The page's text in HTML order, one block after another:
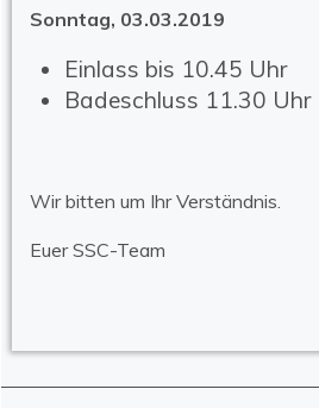
Sonntag, 03.03.2019
Einlass bis 10.45 Uhr
Badeschluss 11.30 Uhr
Wir bitten um Ihr Verständnis.
Euer SSC-Team